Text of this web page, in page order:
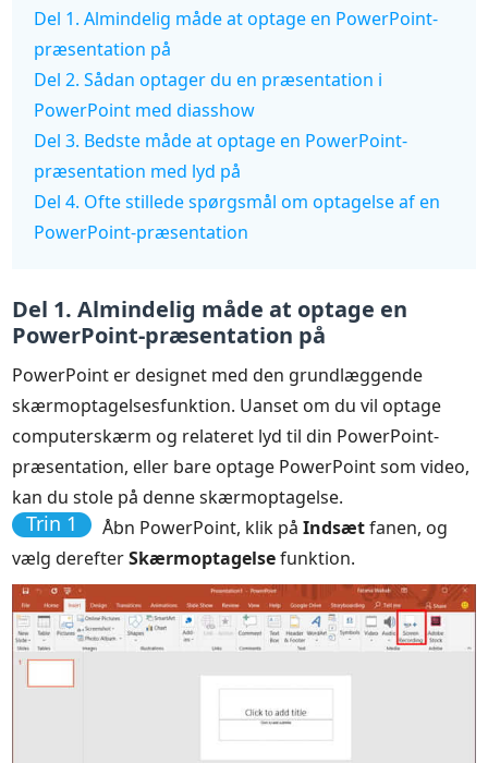
Del 1. Almindelig måde at optage en PowerPoint-
præsentation på
Del 2. Sådan optager du en præsentation i
PowerPoint med diasshow
Del 3. Bedste måde at optage en PowerPoint-
præsentation med lyd på
Del 4. Ofte stillede spørgsmål om optagelse af en
PowerPoint-præsentation
Del 1. Almindelig måde at optage en
PowerPoint-præsentation på
PowerPoint er designet med den grundlæggende
skærmoptagelsesfunktion. Uanset om du vil optage
computerskærm og relateret lyd til din PowerPoint-
præsentation, eller bare optage PowerPoint som video,
kan du stole på denne skærmoptagelse.
Trin 1 Åbn PowerPoint, klik påIndsætfanen, og
vælg derefterSkærmoptagelsefunktion.